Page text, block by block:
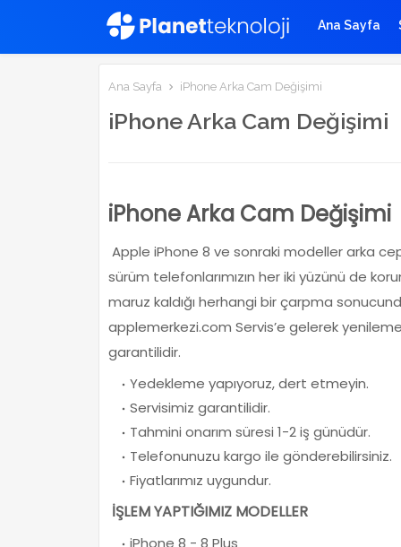
Ana Sayfa
Ana Sayfa iPhone Arka Cam Değişimi
iPhone Arka Cam Değişimi
iPhone Arka Cam Değişimi
Apple iPhone 8 ve sonraki modeller arka
sürüm telefonlarımızın her iki yüzünü de
maruz kaldığı herhangi bir çarpma
applemerkezi.com Servis’e gelerek
garantilidir.
Yedekleme yapıyoruz, dert etmeyin.
Servisimiz garantilidir.
Tahmini onarım süresi 1-2 iş günüdür.
Telefonunuzu kargo ile gönderebilirsiniz.
Fiyatlarımız uygundur.
İŞLEM YAPTIĞIMIZ MODELLER
iPhone 8 - 8 Plus